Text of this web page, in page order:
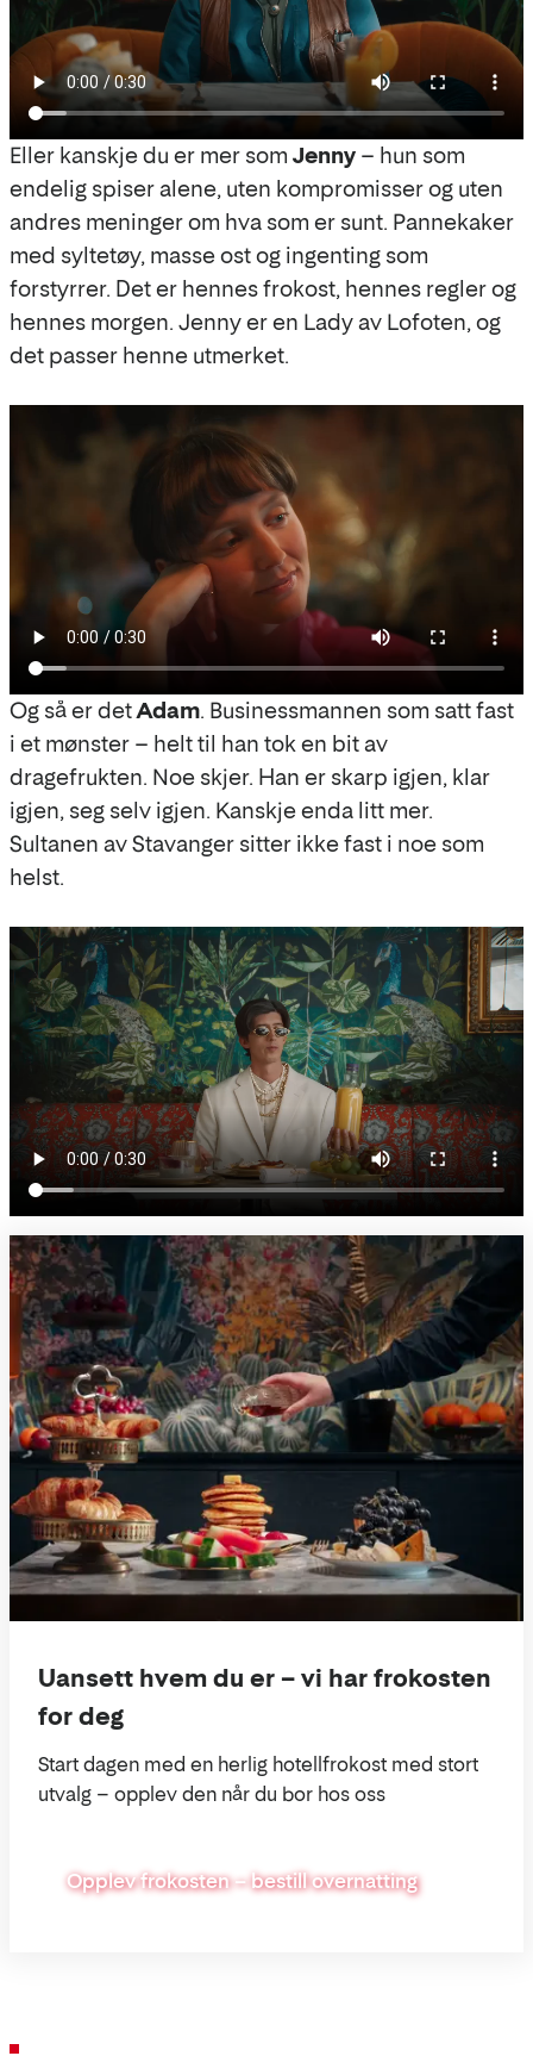
Eller kanskje du er mer som Jenny – hun som
endelig spiser alene, uten kompromisser og uten
andres meninger om hva som er sunt. Pannekaker
med syltetøy, masse ost og ingenting som
forstyrrer. Det er hennes frokost, hennes regler og
hennes morgen. Jenny er en Lady av Lofoten, og
det passer henne utmerket.
Og så er detAdam. Businessmannen som satt fast
i et mønster – helt til han tok en bit av
dragefrukten. Noe skjer. Han er skarp igjen, klar
igjen, seg selv igjen. Kanskje enda litt mer.
Sultanen av Stavanger sitter ikke fast i noe som
helst.
Uansett hvem du er – vi har frokosten
for deg
Start dagen med en herlig hotellfrokost med stort
utvalg – opplev den når du bor hos oss
Opplev frokosten – bestill overnatting